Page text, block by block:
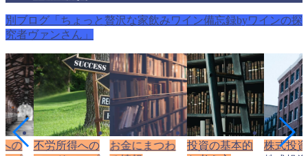
別ブログ「ちょっと贅沢な家飲みワイン備忘録byワインの探
究者ヴァンさん」
の
不労所得への
お金にまつわ
投資の基本的
株式投資